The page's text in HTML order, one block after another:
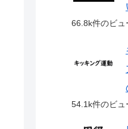
66.8k件のビュ
54.1k件のビュ